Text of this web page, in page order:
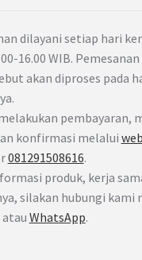
dilayani setiap hari
16.00 WIB.
akan diproses pada
pembayaran,
konfirmasi melalui web
081291508616.
produk, kerja
silakan hubungi kami
atauWhatsApp.